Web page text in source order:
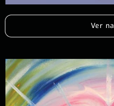
Ver